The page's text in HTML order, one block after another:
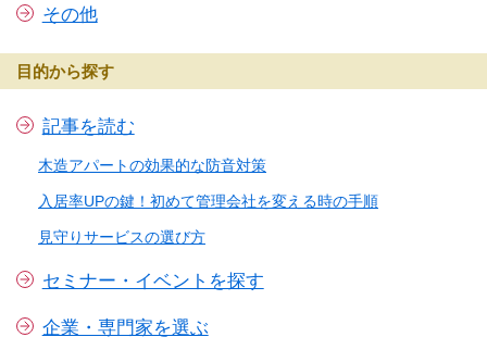
その他
目的から探す
記事を読む
木造アパートの効果的な防音対策
入居率UPの鍵！初めて管理会社を変える時の手順
見守りサービスの選び方
セミナー・イベントを探す
企業・専門家を選ぶ